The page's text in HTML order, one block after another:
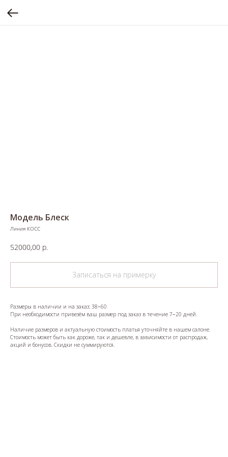
Модель Блеск
Линия КОСС
52000,00 р.
Записаться на примерку
Размеры в наличии и на заказ: 38−60
При необходимости привезём ваш размер под заказ в течение 7−20 дней.
Наличие размеров и актуальную стоимость платья уточняйте в нашем салоне.
Стоимость может быть как дороже, так и дешевле, в зависимости от распродаж,
акций и бонусов. Скидки не суммируются.